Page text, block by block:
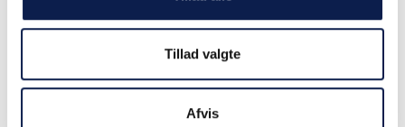
Tillad valgte
Afvis
og ligeledes forfatter til den svenske vejledningsbog